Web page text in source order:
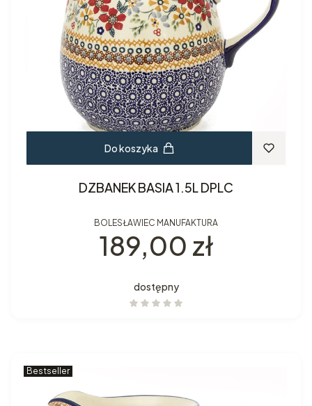
Do koszyka
DZBANEK BASIA 1.5L DPLC
BOLESŁAWIEC MANUFAKTURA
Cena
189,00 zł
dostępny
Bestseller